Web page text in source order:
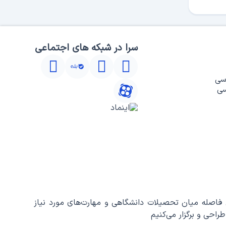
سرا در شبکه های اجتماعی
میان تحصیلات دانشگاهی و مهارت‌های مورد نیاز
و برگزار می‌کنیم